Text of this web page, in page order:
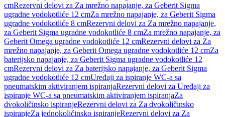
cmRezervni delovi za Za mrežno napajanje, za Geberit Sigma
ugradne vodokotliće 12 cmZa mrežno napajanje, za Geberit Sigma
ugradne vodokotliće 8 cmRezervni delovi za Za mrežno napajanje,
za Geberit Sigma ugradne vodokotliće 8 cmZa mrežno napajanje, za
Geberit Omega ugradne vodokotliće 12 cmRezervni delovi za Za
mrežno napajanje, za Geberit Omega ugradne vodokotliće 12 cmZa
baterijsko napajanje, za Geberit Sigma ugradne vodokotliće 12
cmRezervni delovi za Za baterijsko napajanje, za Geberit Sigma
ugradne vodokotliće 12 cmUređaji za ispiranje WC-a sa
pneumatskim aktiviranjem ispiranjaRezervni delovi za Uređaji za
ispiranje WC-a sa pneumatskim aktiviranjem ispiranjaZa
dvokoličinsko ispiranjeRezervni delovi za Za dvokoličinsko
ispiranjeZa jednokoličinsko ispiranjeRezervni delovi za Za